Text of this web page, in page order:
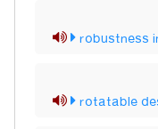
robustness
rotatable